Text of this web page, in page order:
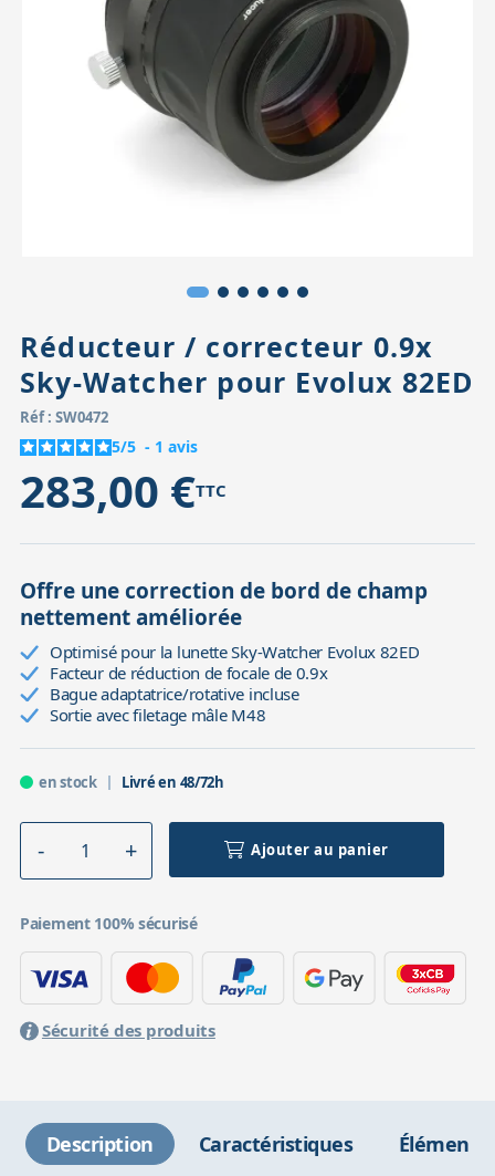
Accessoires pour montures
Têtes
Pièces détachées
Réducteur / correcteur 0.9x
Sky-Watcher pour Evolux 82ED
Réf : SW0472
5/5 - 1 avis
283,00 €TTC
Offre une correction de bord de champ
nettement améliorée
Optimisé pour la lunette Sky-Watcher Evolux 82ED
Facteur de réduction de focale de 0.9x
Bague adaptatrice/rotative incluse
Sortie avec filetage mâle M48
en stock Livré en 48/72h
Ajouter au panier
Paiement 100% sécurisé
Sécurité des produits
Description Caractéristiques Éléments